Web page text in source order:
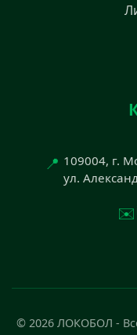
📍 109004, г.
ул.
✉️
© 2026 ЛОКОБОЛ -